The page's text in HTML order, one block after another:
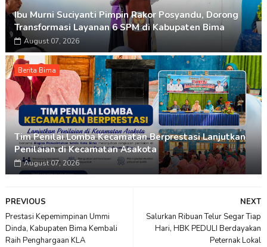
Ibu Murni Suciyanti Pimpin Rakor Posyandu, Dorong
Transformasi Layanan 6 SPM di Kabupaten Bima
August 07, 2026
Berita Bima
Tim Penilai Lomba Kecamatan Berprestasi Lanjutkan
Penilaian di Kecamatan Asakota
August 07, 2026
NEXT
Salurkan Ribuan Telur Segar Tiap
Hari, HBK PEDULI Berdayakan
Peternak Lokal
PREVIOUS
Prestasi Kepemimpinan Ummi
Dinda, Kabupaten Bima Kembali
Raih Penghargaan KLA